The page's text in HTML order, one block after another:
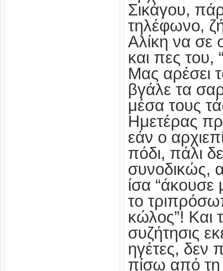
Σικάγου,
τηλέφωνο,
Αλίκη να σε
και πες του,
Μας αρέσει
βγάλε τα
μέσα τους
Ημετέρας
εάν ο
πόδι, πάλι
συνοδικώς,
ίσα “άκουσε
το
κώλος”! Και
συζήτησις
ηγέτες, δεν
πίσω από τη